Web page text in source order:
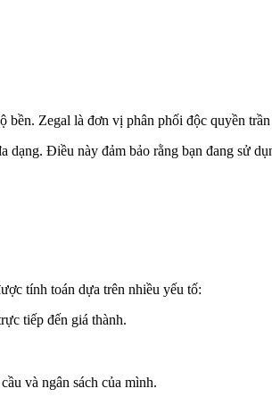
Zegal là đơn vị phân phối độc quyền
Điều này đảm bảo rằng bạn đang sử
tính toán dựa trên nhiều yếu tố:
tiếp đến giá thành.
và ngân sách của mình.